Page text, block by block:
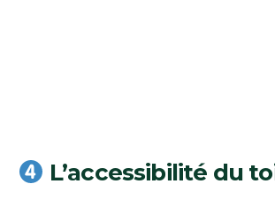
L’accessibilité du